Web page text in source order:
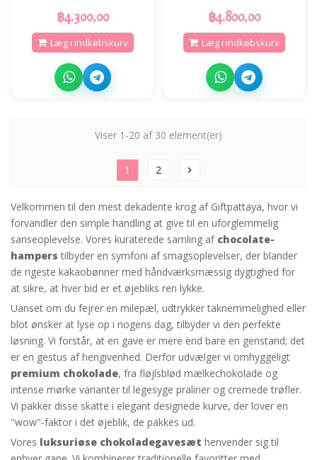
฿4.300,00
Læg i indkøbskurv
฿4.800,00
Læg i indkøbskurv
Viser 1-20 af 30 element(er)
1 2 chevron_right
Velkommen til den mest dekadente krog af Giftpattaya, hvor vi
forvandler den simple handling at give til en uforglemmelig
sanseoplevelse. Vores kuraterede samling af chocolate-
hampers tilbyder en symfoni af smagsoplevelser, der blander
de rigeste kakaobønner med håndværksmæssig dygtighed for
at sikre, at hver bid er et øjebliks ren lykke.
Uanset om du fejrer en milepæl, udtrykker taknemmelighed eller
blot ønsker at lyse op i nogens dag, tilbyder vi den perfekte
løsning. Vi forstår, at en gave er mere end bare en genstand; det
er en gestus af hengivenhed. Derfor udvælger vi omhyggeligt
premium chokolade, fra fløjlsblød mælkechokolade og
intense mørke varianter til legesyge praliner og cremede trøfler.
Vi pakker disse skatte i elegant designede kurve, der lover en
"wow"-faktor i det øjeblik, de pakkes ud.
Vores luksuriøse chokoladegavesæt henvender sig til